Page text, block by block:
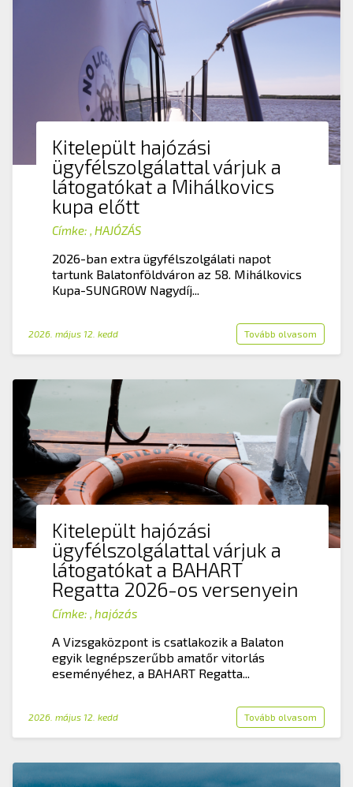
Kitelepült hajózási
ügyfélszolgálattal várjuk a
látogatókat a Mihálkovics
kupa előtt
Címke: , HAJÓZÁS
2026-ban extra ügyfélszolgálati napot
tartunk Balatonföldváron az 58. Mihálkovics
Kupa-SUNGROW Nagydíj...
2026. május 12. kedd Tovább olvasom
Kitelepült hajózási
ügyfélszolgálattal várjuk a
látogatókat a BAHART
Regatta 2026-os versenyein
Címke: , hajózás
A Vizsgaközpont is csatlakozik a Balaton
egyik legnépszerűbb amatőr vitorlás
eseményéhez, a BAHART Regatta...
2026. május 12. kedd Tovább olvasom